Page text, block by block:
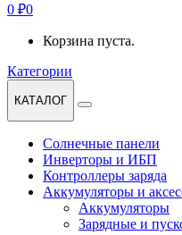
0 ₽0
Корзина пуста.
Категории
КАТАЛОГ
Солнечные панели
Инверторы и ИБП
Контроллеры заряда
Аккумуляторы и
Аккумуляторы
Зарядные и